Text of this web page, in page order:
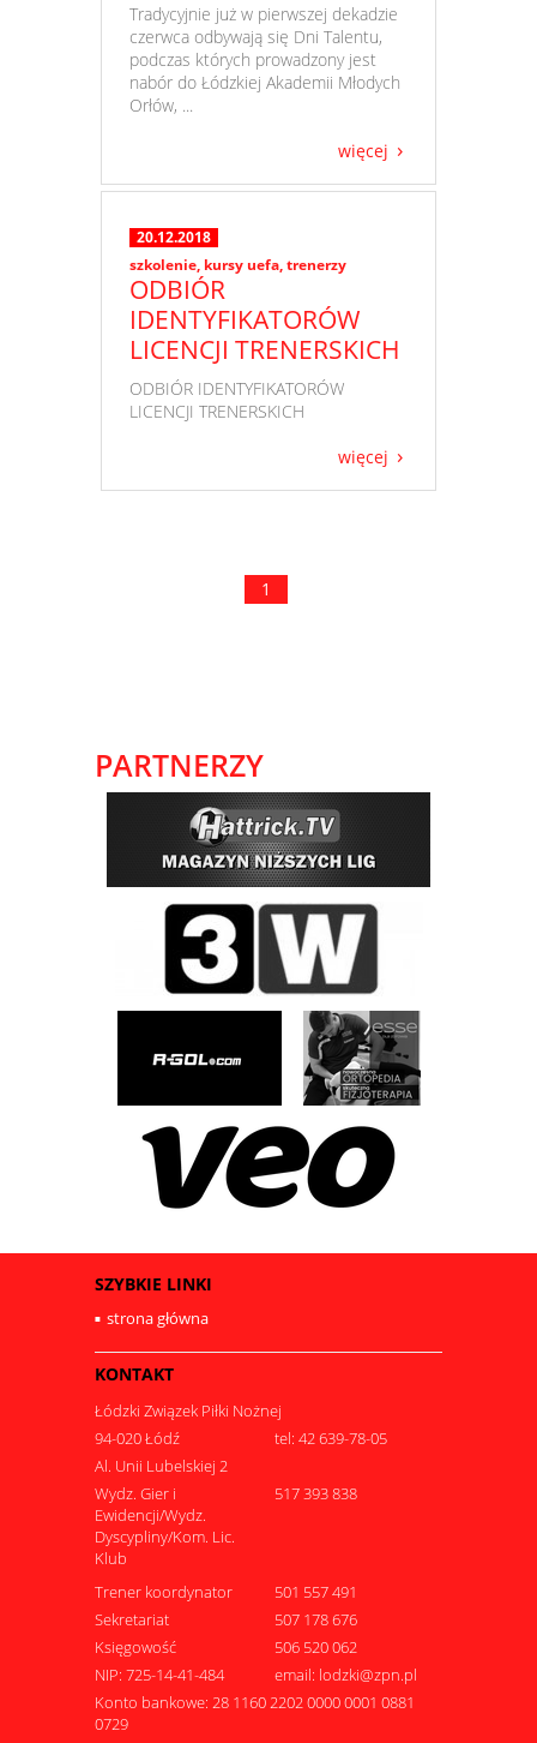
​ Tradycyjnie już w pierwszej dekadzie
czerwca odbywają się Dni Talentu,
podczas których prowadzony jest
nabór do Łódzkiej Akademii Młodych
Orłów, ...
więcej
20.12.2018
szkolenie, kursy uefa,trenerzy
ODBIÓR
IDENTYFIKATORÓW
LICENCJI TRENERSKICH
​ ODBIÓR IDENTYFIKATORÓW
LICENCJI TRENERSKICH
więcej
1
PARTNERZY
SZYBKIE LINKI
strona główna
KONTAKT
Łódzki Związek Piłki Nożnej
94-020 Łódź
tel: 42 639-78-05
Al. Unii Lubelskiej 2
Wydz. Gier i
Ewidencji/Wydz.
Dyscypliny/Kom. Lic.
Klub
517 393 838
Trener koordynator
501 557 491
Sekretariat
507 178 676
Księgowość
506 520 062
NIP: 725-14-41-484
email: lodzki@zpn.pl
Konto bankowe: 28 1160 2202 0000 0001 0881
0729